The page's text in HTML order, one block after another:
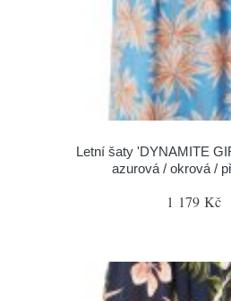
Letní šaty 'DYNAMITE
azurová / okrová /
1 179 Kč